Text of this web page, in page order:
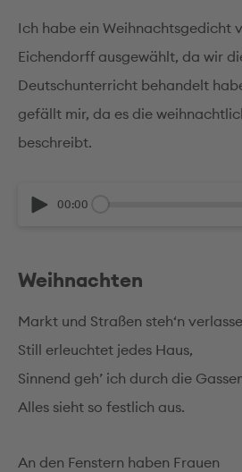
Ich habe ein Weihnachtsgedicht
Eichendorff ausgewählt, da wir
Deutschunterricht behandelt
gefällt mir, da es die
beschreibt.
00:00
Weihnachten
Markt und Straßen steh‘n
Still erleuchtet jedes Haus,
Sinnend geh’ ich durch die
Alles sieht so festlich aus.
An den Fenstern haben Frauen